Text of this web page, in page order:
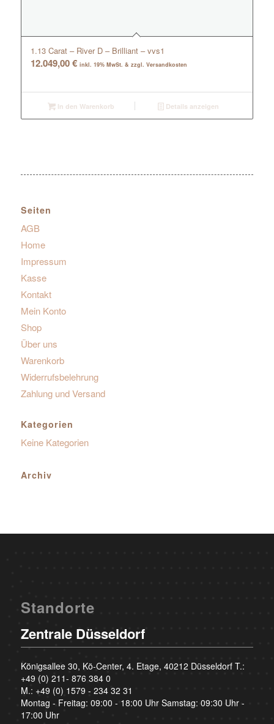
1.13 Carat – River D – Brilliant – vvs1
12.049,00€ inkl. 19% MwSt. & zzgl. Versandkosten
In den Warenkorb Details anzeigen
Seiten
AGB
Home
Impressum
Kasse
Kontakt
Mein Konto
Shop
Über uns
Warenkorb
Widerrufsbelehrung
Zahlung und Versand
Kategorien
Keine Kategorien
Archiv
Standorte
Zentrale Düsseldorf
Königsallee 30, Kö-Center, 4. Etage, 40212 Düsseldorf T.:
+49 (0) 211- 876 384 0
M.: +49 (0) 1579 - 234 32 31
Montag - Freitag: 09:00 - 18:00 Uhr Samstag: 09:30 Uhr -
17:00 Uhr